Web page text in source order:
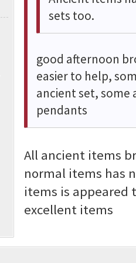
sets too.
good afternoon
easier to help,
ancient set, some
pendants
All ancient items
normal items has
items is appeared
excellent items